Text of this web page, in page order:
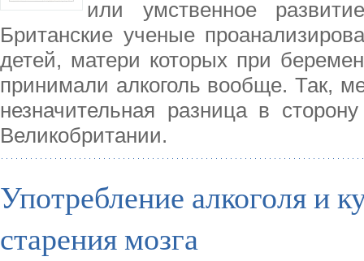
или умственное
Британские ученые
детей, матери которых при
принимали алкоголь вообще. Так,
незначительная разница в
Великобритании.
Употребление алкоголя и
старения мозга